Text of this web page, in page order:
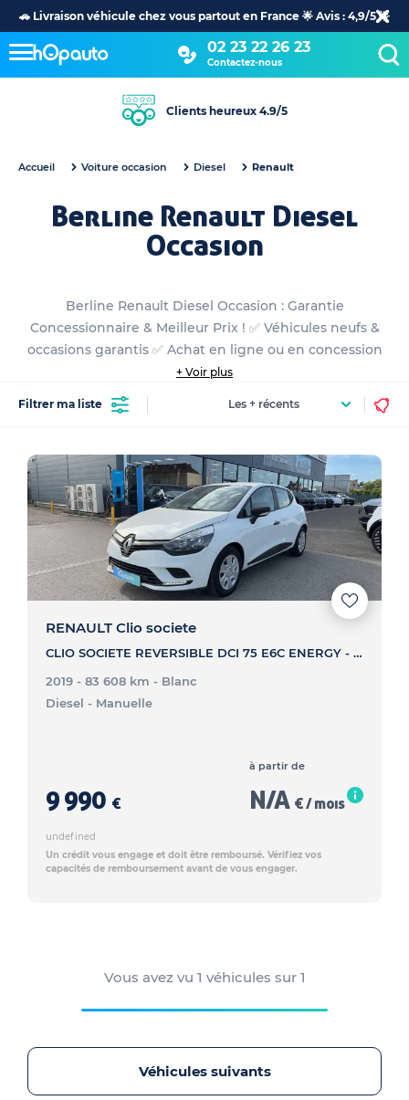
🚗 Livraison véhicule chez vous partout en France 🌟 Avis : 4,9/5 🌟
02 23 22 26 23
Contactez-nous
Clients heureux 4.9/5
Accueil Voiture occasion Diesel Renault
Berline Renault Diesel
Occasion
Berline Renault Diesel Occasion : Garantie
Concessionnaire & Meilleur Prix ! ✅ Véhicules neufs &
occasions garantis ✅ Achat en ligne ou en concession
+ Voir plus
Filtrer ma liste
RENAULT Clio societe
CLIO SOCIETE REVERSIBLE DCI 75 E6C ENERGY - ZEN
2019 - 83 608 km - Blanc
Diesel - Manuelle
9 990 €
à partir de
N/A € / mois
undefined
Un crédit vous engage et doit être remboursé. Vérifiez vos
capacités de remboursement avant de vous engager.
Vous avez vu 1 véhicules sur 1
Véhicules suivants